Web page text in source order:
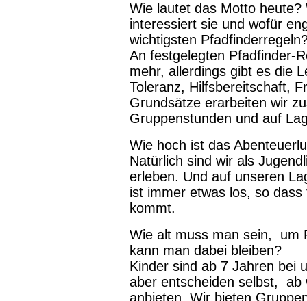
Wie lautet das Motto
interessiert sie und wofür
wichtigsten
An festgelegten Pfadfinder-
mehr, allerdings gibt es die
Toleranz, Hilfsbereitschaft,
Grundsätze erarbeiten wir
Gruppenstunden und auf
Wie hoch ist das
Natürlich sind wir als
erleben. Und auf unseren
ist immer etwas los, so
kommt.
Wie alt muss man sein, um
kann man dabei bleiben?
Kinder sind ab 7 Jahren bei
aber entscheiden selbst, ab
anbieten. Wir bieten